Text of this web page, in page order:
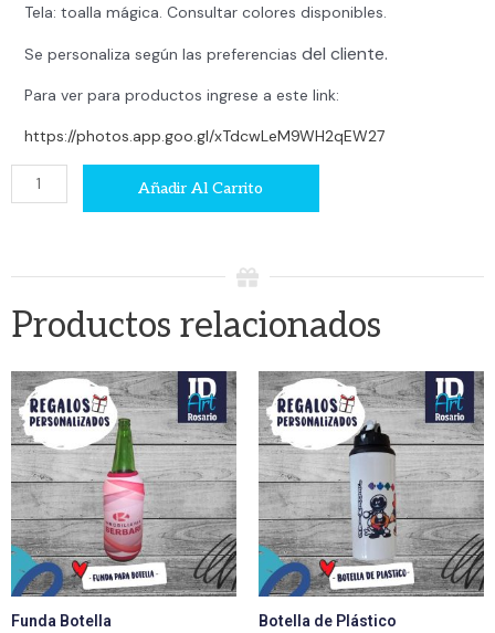
Tela: toalla mágica. Consultar colores disponibles.
Se personaliza según las preferencias del cliente.
Para ver para productos ingrese a este link:
https://photos.app.goo.gl/xTdcwLeM9WH2qEW27
Almohadilla
terapéutica
Añadir Al Carrito
Productos relacionados
Funda Botella
Botella de Plástico